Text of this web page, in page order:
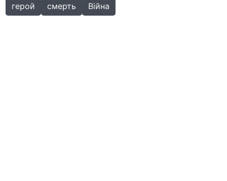
герой смерть Війна